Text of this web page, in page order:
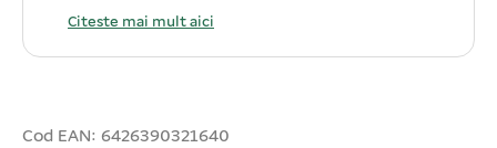
Citeste mai mult aici
Cod EAN: 6426390321640